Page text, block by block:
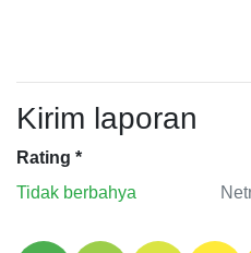
Kirim laporan
Rating *
Tidak berbahya